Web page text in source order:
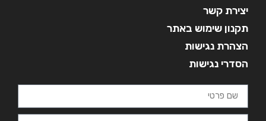
יצירת קשר
תקנון שימוש באתר
הצהרת נגישות
הסדרי נגישות